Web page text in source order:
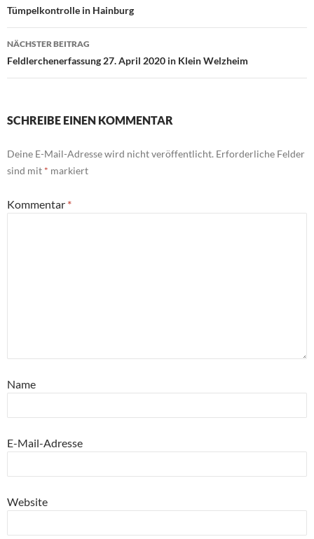
Navigation
Tümpelkontrolle in Hainburg
NÄCHSTER BEITRAG
Feldlerchenerfassung 27. April 2020 in Klein Welzheim
SCHREIBE EINEN KOMMENTAR
Deine E-Mail-Adresse wird nicht veröffentlicht. Erforderliche Felder
sind mit * markiert
Kommentar *
Name
E-Mail-Adresse
Website